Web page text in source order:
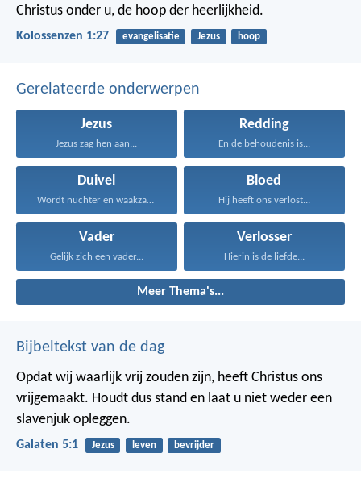
Christus onder u, de hoop der heerlijkheid.
Kolossenzen 1:27 evangelisatie Jezus hoop
Gerelateerde onderwerpen
Jezus
Jezus zag hen aan...
Redding
En de behoudenis is...
Duivel
Wordt nuchter en waakzaam...
Bloed
Hij heeft ons verlost...
Vader
Gelijk zich een vader...
Verlosser
Hierin is de liefde...
Meer Thema's...
Bijbeltekst van de dag
Opdat wij waarlijk vrij zouden zijn, heeft Christus ons
vrijgemaakt. Houdt dus stand en laat u niet weder een
slavenjuk opleggen.
Galaten 5:1 Jezus leven bevrijder